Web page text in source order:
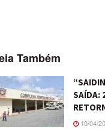
Também
SAÍDA:
10/04/